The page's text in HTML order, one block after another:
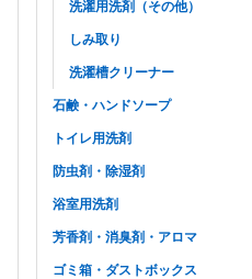
洗濯用洗剤（その他）
しみ取り
洗濯槽クリーナー
石鹸・ハンドソープ
トイレ用洗剤
防虫剤・除湿剤
浴室用洗剤
芳香剤・消臭剤・アロマ
ゴミ箱・ダストボックス